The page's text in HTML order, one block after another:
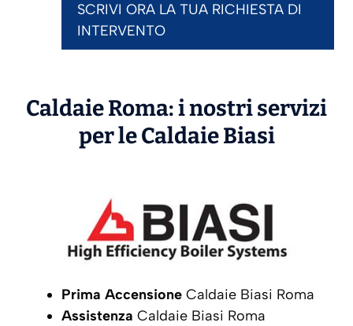
SCRIVI ORA LA TUA RICHIESTA DI
INTERVENTO
Caldaie Roma: i nostri servizi
per le CaldaieBiasi
Prima Accensione Caldaie Biasi Roma
Assistenza Caldaie Biasi Roma